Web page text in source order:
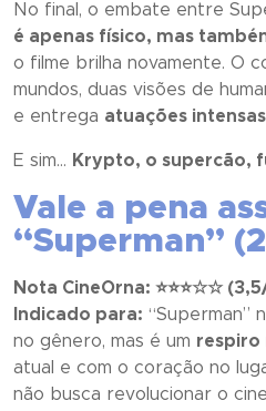
No final, o embate entre
é apenas físico, mas
o filme brilha novamente. O
mundos, duas visões de
e entrega atuações
E sim… Krypto, o supercão,
Vale a pena
“Superman”
Nota CineOrna: ⭐⭐⭐☆☆
Indicado para: “Superman”
no gênero, mas é um respiro
atual e com o coração no
não busca revolucionar o